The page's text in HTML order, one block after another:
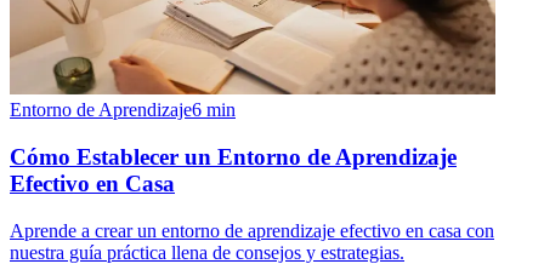
Entorno de Aprendizaje6 min
Cómo Establecer un Entorno de Aprendizaje
Efectivo en Casa
Aprende a crear un entorno de aprendizaje efectivo en casa con
nuestra guía práctica llena de consejos y estrategias.